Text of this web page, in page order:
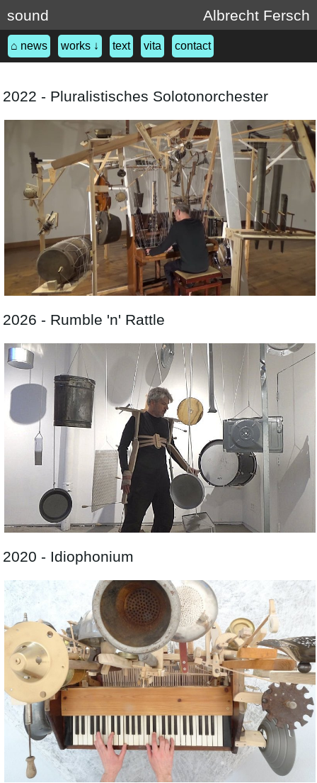
sound Albrecht Fersch
⌂ news works ↓ text vita contact
2022 - Pluralistisches Solotonorchester
2026 - Rumble 'n' Rattle
2020 - Idiophonium